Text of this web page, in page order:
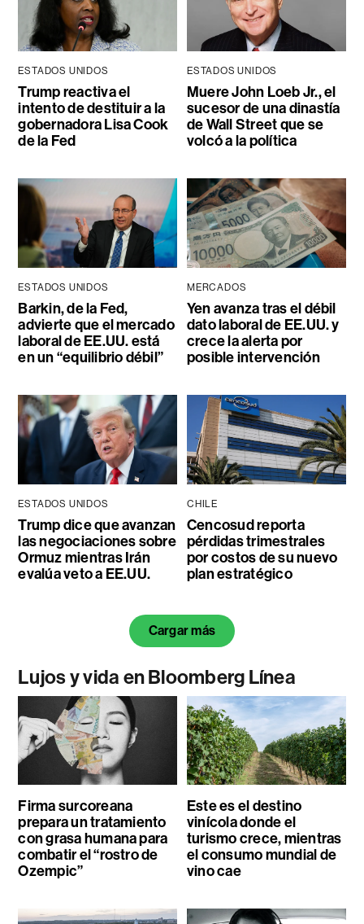
ESTADOS UNIDOS
Trump reactiva el
intento de destituir a la
gobernadora Lisa Cook
de la Fed
ESTADOS UNIDOS
Muere John Loeb Jr., el
sucesor de una dinastía
de Wall Street que se
volcó a la política
ESTADOS UNIDOS
Barkin, de la Fed,
advierte que el mercado
laboral de EE.UU. está
en un “equilibrio débil”
MERCADOS
Yen avanza tras el débil
dato laboral de EE.UU. y
crece la alerta por
posible intervención
ESTADOS UNIDOS
Trump dice que avanzan
las negociaciones sobre
Ormuz mientras Irán
evalúa veto a EE.UU.
CHILE
Cencosud reporta
pérdidas trimestrales
por costos de su nuevo
plan estratégico
Cargar más
Lujos y vida en Bloomberg Línea
Firma surcoreana
prepara un tratamiento
con grasa humana para
combatir el “rostro de
Ozempic”
Este es el destino
vinícola donde el
turismo crece, mientras
el consumo mundial de
vino cae